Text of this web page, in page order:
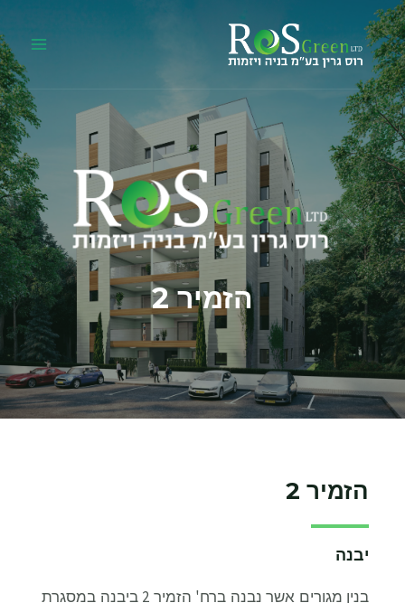
הזמיר 2
הזמיר 2
יבנה
בנין מגורים אשר נבנה ברח' הזמיר 2 ביבנה במסגרת